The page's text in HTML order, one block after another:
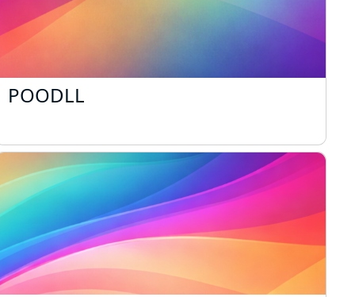
POODLL
POODLL